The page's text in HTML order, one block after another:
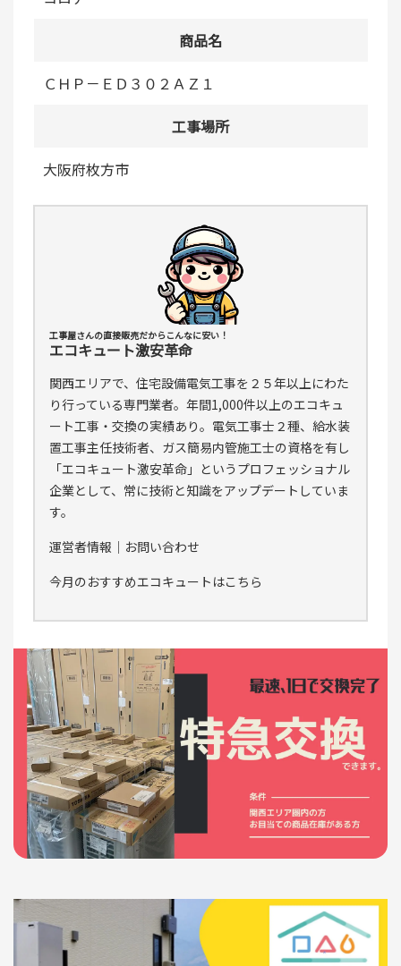
商品名
ＣＨＰ－ＥＤ３０２ＡＺ１
工事場所
大阪府枚方市
工事屋さんの直接販売だからこんなに安い！
エコキュート激安革命
関西エリアで、住宅設備電気工事を２５年以上にわた
り行っている専門業者。年間1,000件以上のエコキュ
ート工事・交換の実績あり。電気工事士２種、給水装
置工事主任技術者、ガス簡易内管施工士の資格を有し
「エコキュート激安革命」というプロフェッショナル
企業として、常に技術と知識をアップデートしていま
す。
運営者情報 ｜ お問い合わせ
今月のおすすめエコキュートはこちら